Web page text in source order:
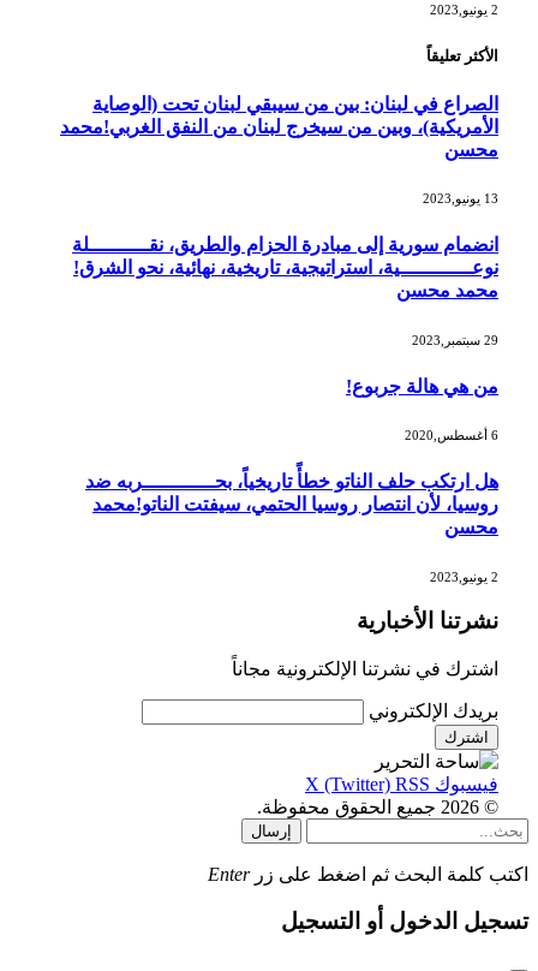
الأكثر تعليقاً
الصراع في لبنان: بين من سيبقي لبنان تحت (الوصاية
الأمريكية)، وبين من سيخرج لبنان من النفق الغربي!محمد
محسن
13 يونيو,2023
انضمام سورية إلى مبادرة الحزام والطريق، نقــــــــــلة
نوعــــــــــــية، استراتيجية، تاريخية، نهائية، نحو الشرق!
محمد محسن
29 سبتمبر,2023
من هي هالة جربوع!
هل ارتكب حلف الناتو خطأً تاريخياً، بحــــــــــــربه ضد
روسيا، لأن انتصار روسيا الحتمي، سيفتت الناتو!محمد
محسن
نشرتنا الأخبارية
اشترك في نشرتنا الإلكترونية مجاناً
بريدك الإلكتروني
فيسبوك X (Twitter) RSS
© 2026 جميع الحقوق محفوظة.
إرسال
اكتب كلمة البحث ثم اضغط على زر Enter
تسجيل الدخول أو التسجيل